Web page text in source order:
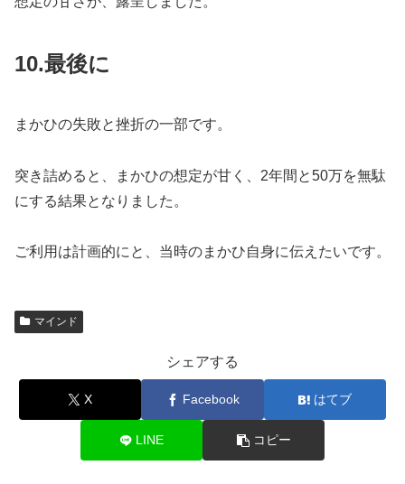
10.最後に
まかひの失敗と挫折の一部です。
突き詰めると、まかひの想定が甘く、2年間と50万を無駄
にする結果となりました。
ご利用は計画的にと、当時のまかひ自身に伝えたいです。
マインド
シェアする
X Facebook はてブ
LINE コピー